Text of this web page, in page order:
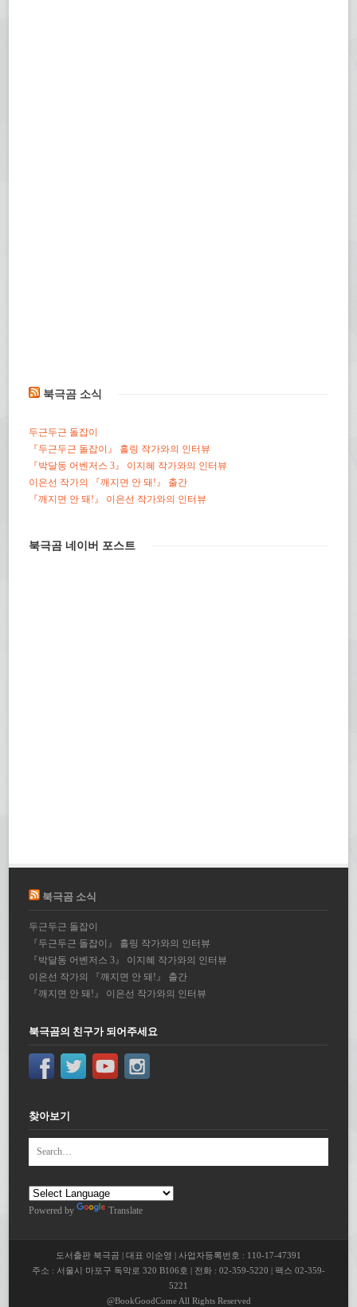
북극곰 소식
두근두근 돌잡이
『두근두근 돌잡이』 홀링 작가와의 인터뷰
『박달동 어벤저스 3』 이지혜 작가와의 인터뷰
이은선 작가의 『깨지면 안 돼!』 출간
『깨지면 안 돼!』 이은선 작가와의 인터뷰
북극곰 네이버 포스트
북극곰 소식
두근두근 돌잡이
『두근두근 돌잡이』 홀링 작가와의 인터뷰
『박달동 어벤저스 3』 이지혜 작가와의 인터뷰
이은선 작가의 『깨지면 안 돼!』 출간
『깨지면 안 돼!』 이은선 작가와의 인터뷰
북극곰의 친구가 되어주세요
찾아보기
Powered by Translate
도서출판 북극곰 | 대표 이순영 | 사업자등록번호 : 110-17-47391
주소 : 서울시 마포구 독막로 320 B106호 | 전화 : 02-359-5220 | 팩스 02-359-
5221
@BookGoodCome All Rights Reserved